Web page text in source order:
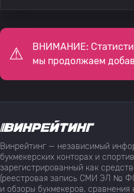
ВНИМАНИЕ:
мы продолжаем
Винрейтинг — независимый
букмекерских конторах и
зарегистрированный как
(реестровая запись СМИ ЭЛ №
и обзоры букмекеров,